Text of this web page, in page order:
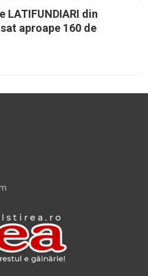
LATIFUNDIARI din
aproape 160 de